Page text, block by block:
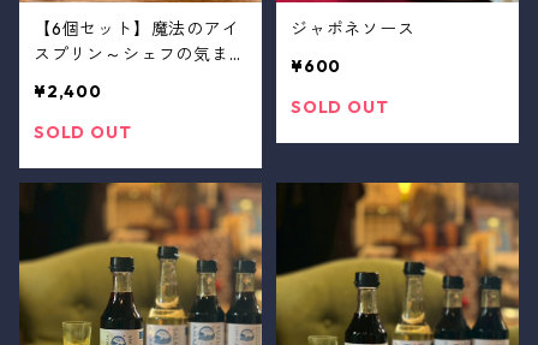
【6個セット】魔法のアイ
スプリン～シェフの気まぐ
OX～【限定セット】
¥2,400
SOLD OUT
ジャポネソース
¥600
SOLD OUT